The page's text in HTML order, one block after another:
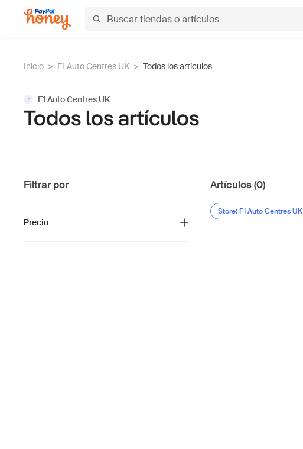
Inicio > F1 Auto Centres UK > Todos los artículos
F F1 Auto Centres UK
Todos los artículos
Filtrar por
Precio
Artículos (0)
Store: F1 Auto Centres UK